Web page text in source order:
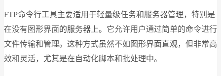
FTP命令行工具主要适用于轻量级任务和服务器管理，特别是
在没有图形界面的服务器上。它允许用户通过简单的命令进行
文件传输和管理。这种方式虽然不如图形界面直观，但非常高
效和灵活，尤其是在自动化脚本和批处理中。